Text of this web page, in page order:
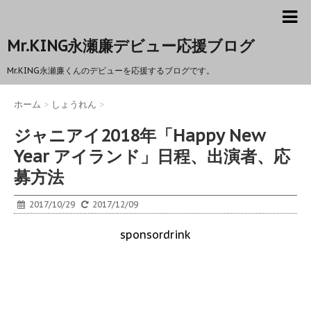
Mr.KING永瀬廉デビュー応援ブログ
Mr.KING永瀬廉くんのデビューを応援するブログです。
ホーム > しょうれん >
ジャニアイ2018年「Happy New
Year アイランド」日程、出演者、応
募方法
2017/10/29 2017/12/09
sponsordrink